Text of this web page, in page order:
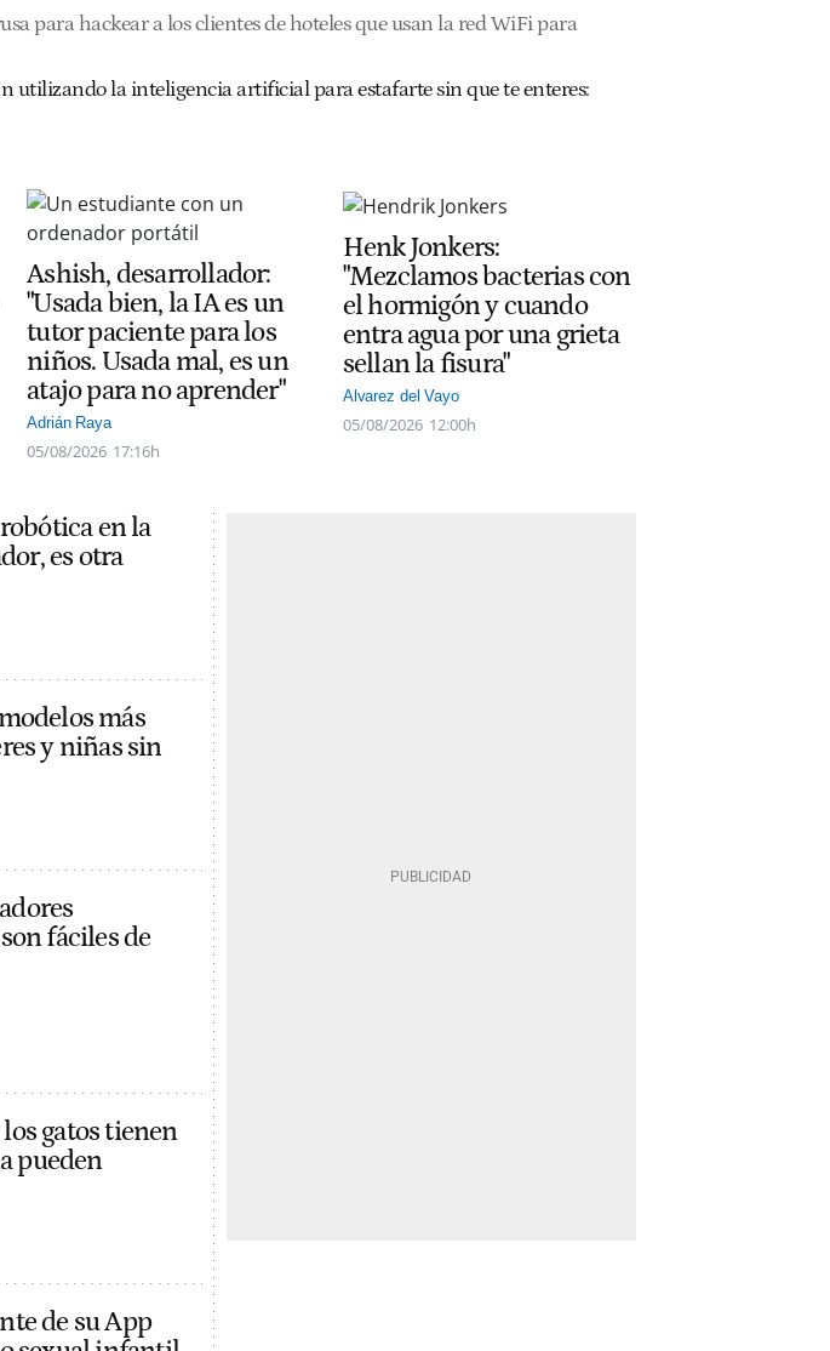
para hackear a los clientes de hoteles que usan la red WiFi para
utilizando la inteligencia artificial para estafarte sin que te enteres:
Ashish, desarrollador:
"Usada bien, la IA es un
tutor paciente para los
niños. Usada mal, es un
atajo para no aprender"
Adrián Raya
05/08/2026 17:16h
Henk Jonkers:
"Mezclamos bacterias con
el hormigón y cuando
entra agua por una grieta
sellan la fisura"
Alvarez del Vayo
05/08/2026 12:00h
en la
es otra
más
y niñas sin
fáciles de
gatos tienen
pueden
de su App